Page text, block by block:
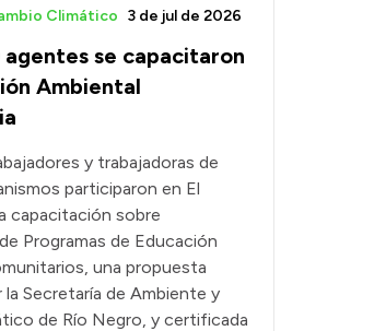
agentes se capacitaron
Ambiental
Climático 3 de jul de 2026
y trabajadoras de
participaron en El
capacitación sobre
Programas de Educación
una propuesta
la Secretaría de Ambiente y
de Río Negro, y certificada